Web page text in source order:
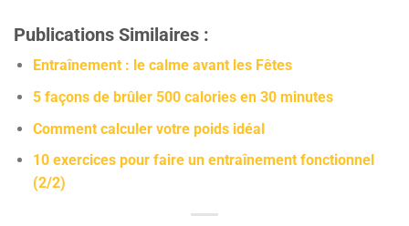
Publications Similaires :
Entraînement : le calme avant les Fêtes
5 façons de brûler 500 calories en 30 minutes
Comment calculer votre poids idéal
10 exercices pour faire un entraînement fonctionnel
(2/2)